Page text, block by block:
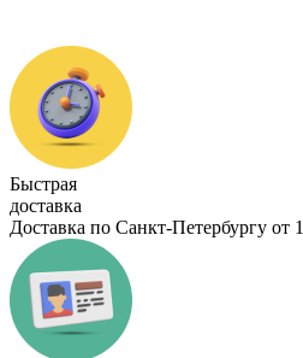
Быстрая
доставка
Доставка по Санкт-Петербургу от